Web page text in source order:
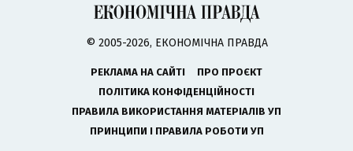
© 2005-2026, ЕКОНОМІЧНА ПРАВДА
РЕКЛАМА НА САЙТІ
ПРО ПРОЄКТ
ПОЛІТИКА КОНФІДЕНЦІЙНОСТІ
ПРАВИЛА ВИКОРИСТАННЯ МАТЕРІАЛІВ УП
ПРИНЦИПИ І ПРАВИЛА РОБОТИ УП